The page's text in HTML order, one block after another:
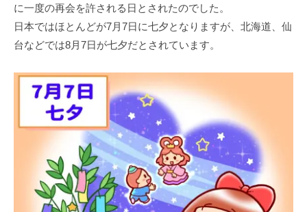
に一度の再会を許される日とされたのでした。
日本ではほとんどが7月7日に七夕となりますが、北海道、仙
台などでは8月7日が七夕だとされています。